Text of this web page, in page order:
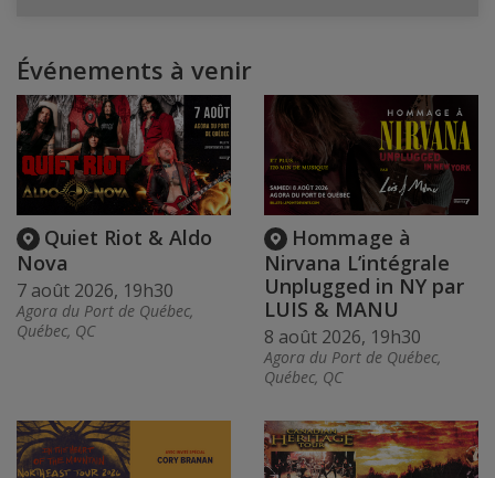
Événements à venir
Quiet Riot & Aldo
Nova
7 août 2026, 19h30
Agora du Port de Québec,
Québec, QC
Hommage à
Nirvana L’intégrale
Unplugged in NY par
LUIS & MANU
8 août 2026, 19h30
Agora du Port de Québec,
Québec, QC